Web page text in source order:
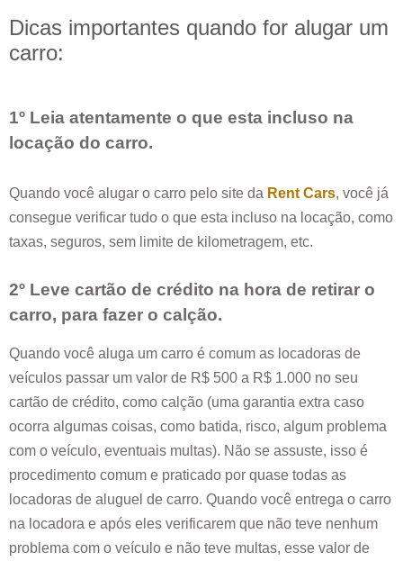
Dicas importantes quando for alugar um
carro:
1º Leia atentamente o que esta incluso na
locação do carro.
Quando você alugar o carro pelo site da Rent Cars, você já
consegue verificar tudo o que esta incluso na locação, como
taxas, seguros, sem limite de kilometragem, etc.
2º Leve cartão de crédito na hora de retirar o
carro, para fazer o calção.
Quando você aluga um carro é comum as locadoras de
veículos passar um valor de R$ 500 a R$ 1.000 no seu
cartão de crédito, como calção (uma garantia extra caso
ocorra algumas coisas, como batida, risco, algum problema
com o veículo, eventuais multas). Não se assuste, isso é
procedimento comum e praticado por quase todas as
locadoras de aluguel de carro. Quando você entrega o carro
na locadora e após eles verificarem que não teve nenhum
problema com o veículo e não teve multas, esse valor de